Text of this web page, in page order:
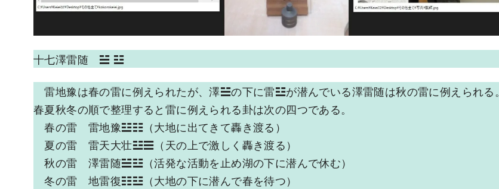
十七澤雷随 ☱ ☳
雷地豫は春の雷に例えられたが、澤☱の下に雷☳が潜んでいる澤雷随は秋の雷に例えられる。
春夏秋冬の順で整理すると雷に例えられる卦は次の四つである。
春の雷 雷地豫☳☷（大地に出てきて轟き渡る）
夏の雷 雷天大壮☳☰（天の上で激しく轟き渡る）
秋の雷 澤雷随☱☳（活発な活動を止め湖の下に潜んで休む）
冬の雷 地雷復☷☳（大地の下に潜んで春を待つ）